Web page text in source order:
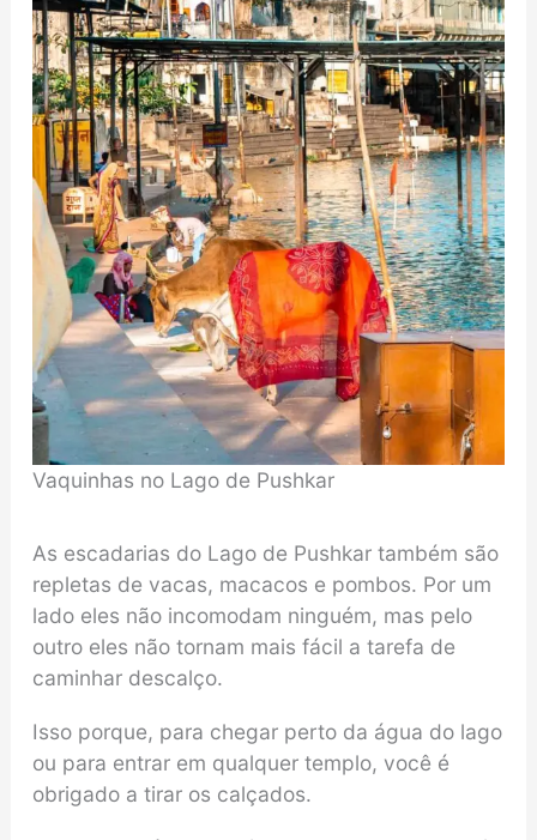
Vaquinhas no Lago de Pushkar
As escadarias do Lago de Pushkar também são
repletas de vacas, macacos e pombos. Por um
lado eles não incomodam ninguém, mas pelo
outro eles não tornam mais fácil a tarefa de
caminhar descalço.
Isso porque, para chegar perto da água do lago
ou para entrar em qualquer templo, você é
obrigado a tirar os calçados.